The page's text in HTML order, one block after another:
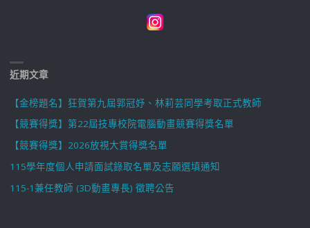
近期文章
【金榜題名】狂賀第九屆郭冠妤、林莉芸同學考取正式教師
【競賽得獎】第22屆技專校院電腦動畫競賽得獎名單
【競賽得獎】2026放視大賞得獎名單
115學年度個人申請面試錄取名單及志願選填通知
115-1兼任教師 (3D動畫專長) 徵聘公告